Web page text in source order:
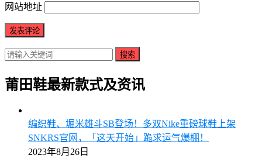
网站地址
搜索
莆田鞋最新款式及资讯
编织鞋、堀米雄斗SB登场！多双Nike重磅球鞋上架
SNKRS官网，「这天开始」跪求运气爆棚！
2023年8月26日